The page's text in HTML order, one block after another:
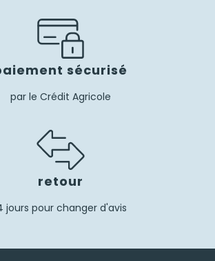
sécurisé
par le Crédit Agricole
retour
jours pour changer d'avis